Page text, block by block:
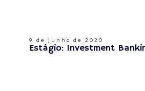
9 de junho de 2020
Estágio: Investment